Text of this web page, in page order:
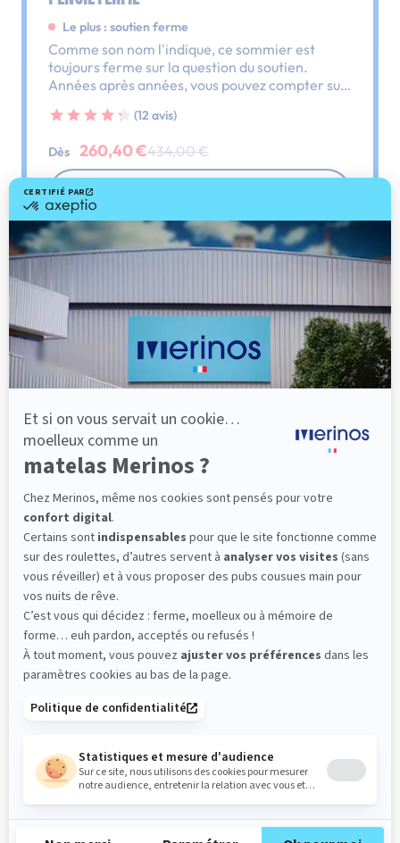
Le plus : soutien ferme
Comme son nom l'indique, ce sommier est
toujours ferme sur la question du soutien.
Années après années, vous pouvez compter sur
(12 avis)
Dès 260,40 €434,00 €
Sommier
PENCIL
Le plus : soutien morphologique
Grâce à ses 3 zones de confort, le sommier
Pencil vous assure tout son soutien. Avec les
épaules, le dos et le bassin qui reposent sur ses
lattes, vous évitez les douleurs au petit matin.
Découvrir